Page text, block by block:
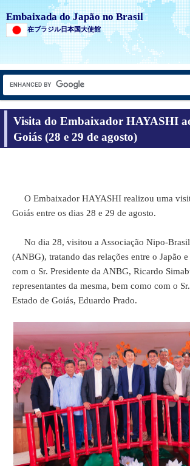
Embaixada do Japão no Brasil
在ブラジル日本国大使館
Visita do Embaixador HAYASHI
Goiás (28 e 29 de agosto)
O Embaixador HAYASHI realizou uma
Goiás entre os dias 28 e 29 de agosto.
No dia 28, visitou a Associação Nipo-
(ANBG), tratando das relações entre o Japão
com o Sr. Presidente da ANBG, Ricardo
representantes da mesma, bem como com o
Estado de Goiás, Eduardo Prado.